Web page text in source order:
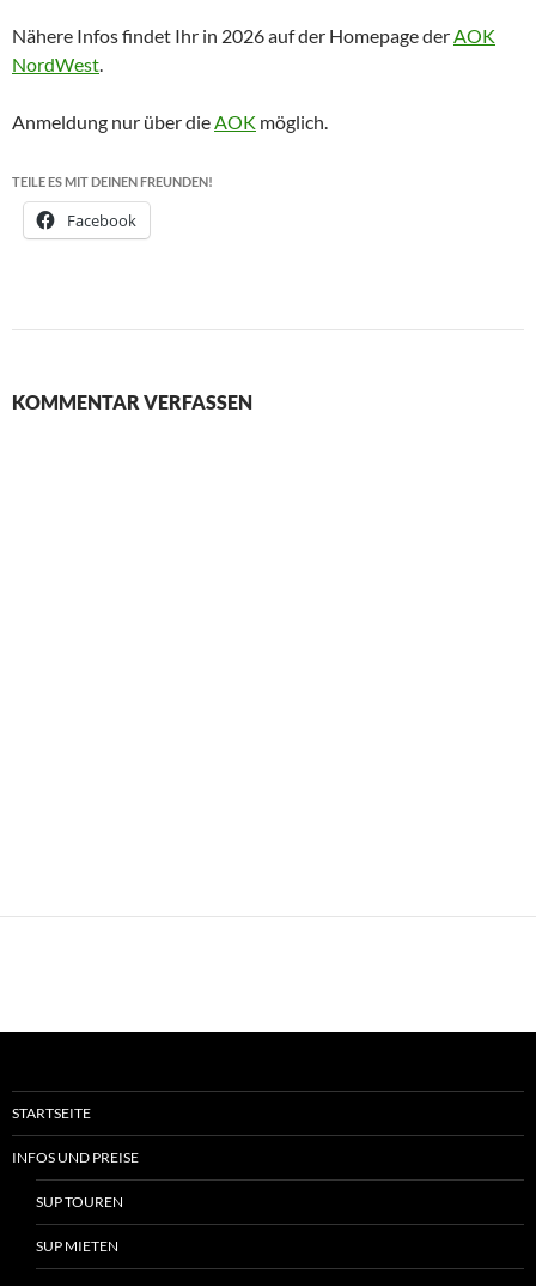
Nähere Infos findet Ihr in 2026 auf der Homepage derAOK
NordWest.
Anmeldung nur über dieAOK möglich.
TEILE ES MIT DEINEN FREUNDEN!
Facebook
KOMMENTAR VERFASSEN
STARTSEITE
INFOS UND PREISE
SUP TOUREN
SUP MIETEN